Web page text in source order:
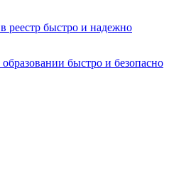
реестр быстро и надежно
быстро и безопасно